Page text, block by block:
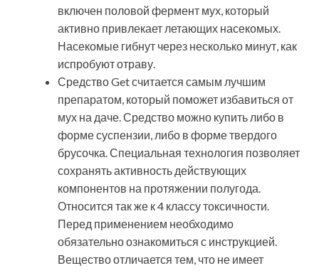
включен половой фермент мух, который
активно привлекает летающих насекомых.
Насекомые гибнут через несколько минут, как
испробуют отраву.
Средство Get считается самым лучшим
препаратом, который поможет избавиться от
мух на даче. Средство можно купить либо в
форме суспензии, либо в форме твердого
брусочка. Специальная технология позволяет
сохранять активность действующих
компонентов на протяжении полугода.
Относится так же к 4 классу токсичности.
Перед применением необходимо
обязательно ознакомиться с инструкцией.
Вещество отличается тем, что не имеет